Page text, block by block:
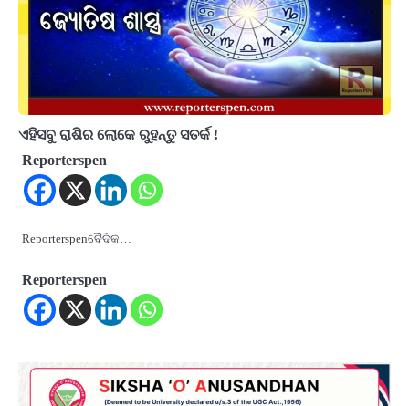
ଏହିସବୁ ରାଶିର ଲୋକେ ରୁହନ୍ତୁ ସତର୍କ !
Reporterspen
Reporterspenବୈଦିକ…
Reporterspen